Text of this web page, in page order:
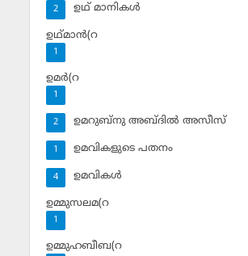
ഉഥ് മാനികള്‍
2
ഉഥ്മാന്‍(റ
1
ഉമര്‍(റ
1
ഉമറുബ്‌നു അബ്ദില്‍ അസീസ്‌
2
ഉമവികളുടെ പതനം
1
ഉമവികള്‍
4
ഉമ്മുസലമ(റ
1
ഉമ്മുഹബീബ(റ